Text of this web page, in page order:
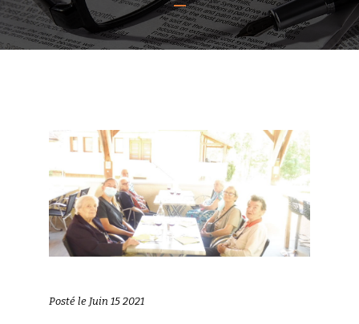
Posté le Juin 15 2021